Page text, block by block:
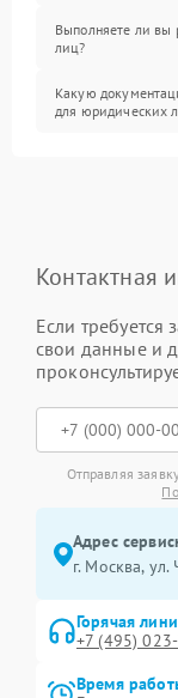
Выполняете ли вы
лиц?
Какую
для юридических
Контактная
Если требуется
свои данные и
Отправляя
Адрес
г. Москва,
Горячая
+7 (495)
Время